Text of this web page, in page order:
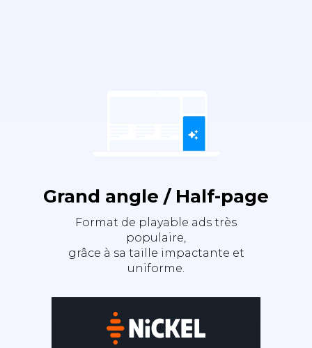
Grand angle / Half-page
Format de playable ads très
populaire,
grâce à sa taille impactante et
uniforme.